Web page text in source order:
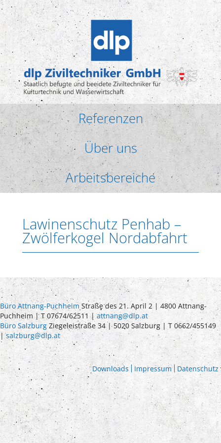
Referenzen
Über uns
Arbeitsbereiche
Lawinenschutz Penhab –
Zwölferkogel Nordabfahrt
Büro Attnang-Puchheim Straße des 21. April 2 | 4800 Attnang-
Puchheim | T 07674/62511 |attnang@dlp.at
Büro Salzburg Ziegeleistraße 34 | 5020 Salzburg | T 0662/455149
|salzburg@dlp.at
Downloads Impressum Datenschutz